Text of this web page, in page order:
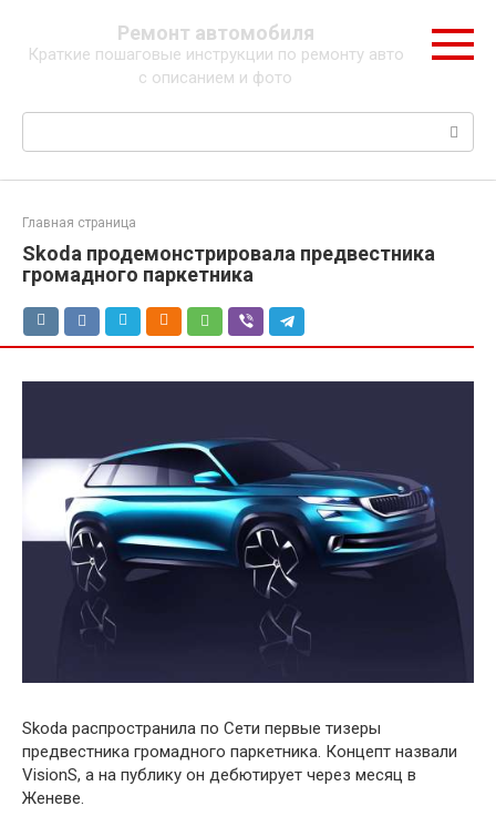
контенту
Ремонт автомобиля
Краткие пошаговые инструкции по ремонту авто
с описанием и фото
Поиск:
Главная страница
Skoda продемонстрировала предвестника
громадного паркетника
Skoda распространила по Сети первые тизеры
предвестника громадного паркетника. Концепт назвали
VisionS, а на публику он дебютирует через месяц в
Женеве.